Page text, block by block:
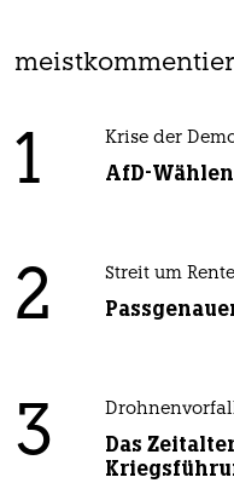
1 Krise der
AfD-
2 Streit um
3
Das